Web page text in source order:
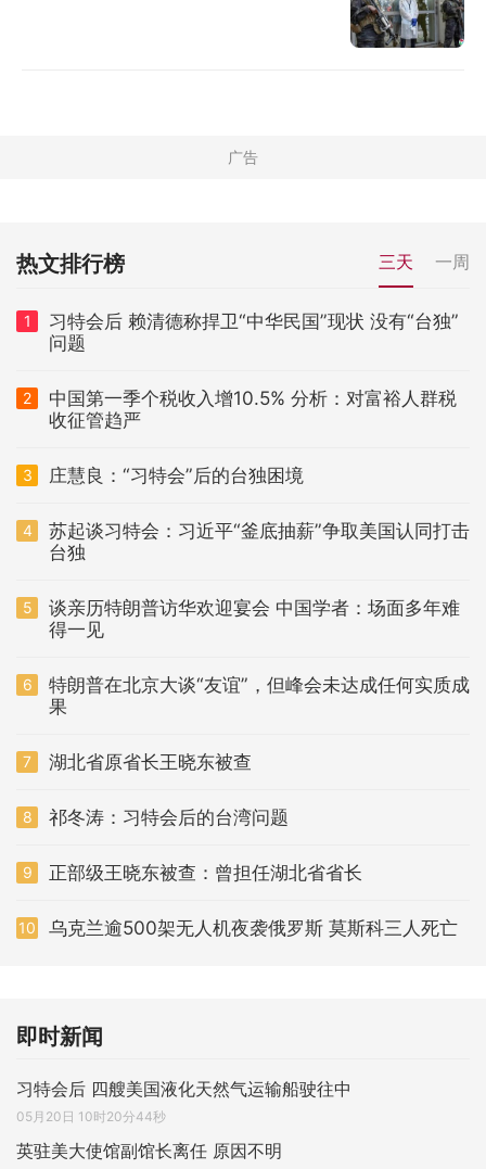
热文排行榜 三天 一周
1
习特会后 赖清德称捍卫“中华民国”现状 没有“台独”
问题
2
中国第一季个税收入增10.5% 分析：对富裕人群税
收征管趋严
3 庄慧良：“习特会”后的台独困境
4
苏起谈习特会：习近平“釜底抽薪”争取美国认同打击
台独
5
谈亲历特朗普访华欢迎宴会 中国学者：场面多年难
得一见
6
特朗普在北京大谈“友谊”，但峰会未达成任何实质成
果
7 湖北省原省长王晓东被查
8 祁冬涛：习特会后的台湾问题
9 正部级王晓东被查：曾担任湖北省省长
10 乌克兰逾500架无人机夜袭俄罗斯 莫斯科三人死亡
即时新闻
习特会后 四艘美国液化天然气运输船驶往中
05月20日 10时20分44秒
英驻美大使馆副馆长离任 原因不明